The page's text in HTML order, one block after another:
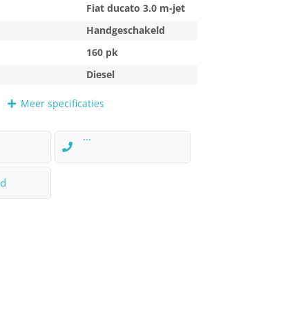
Fiat ducato 3.0 m-jet
Handgeschakeld
160 pk
Diesel
Meer specificaties